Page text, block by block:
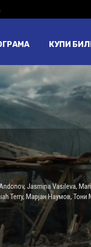
КУПИ
, Jasmina Vasileva,
Terry, Марјан Наумов, Тони